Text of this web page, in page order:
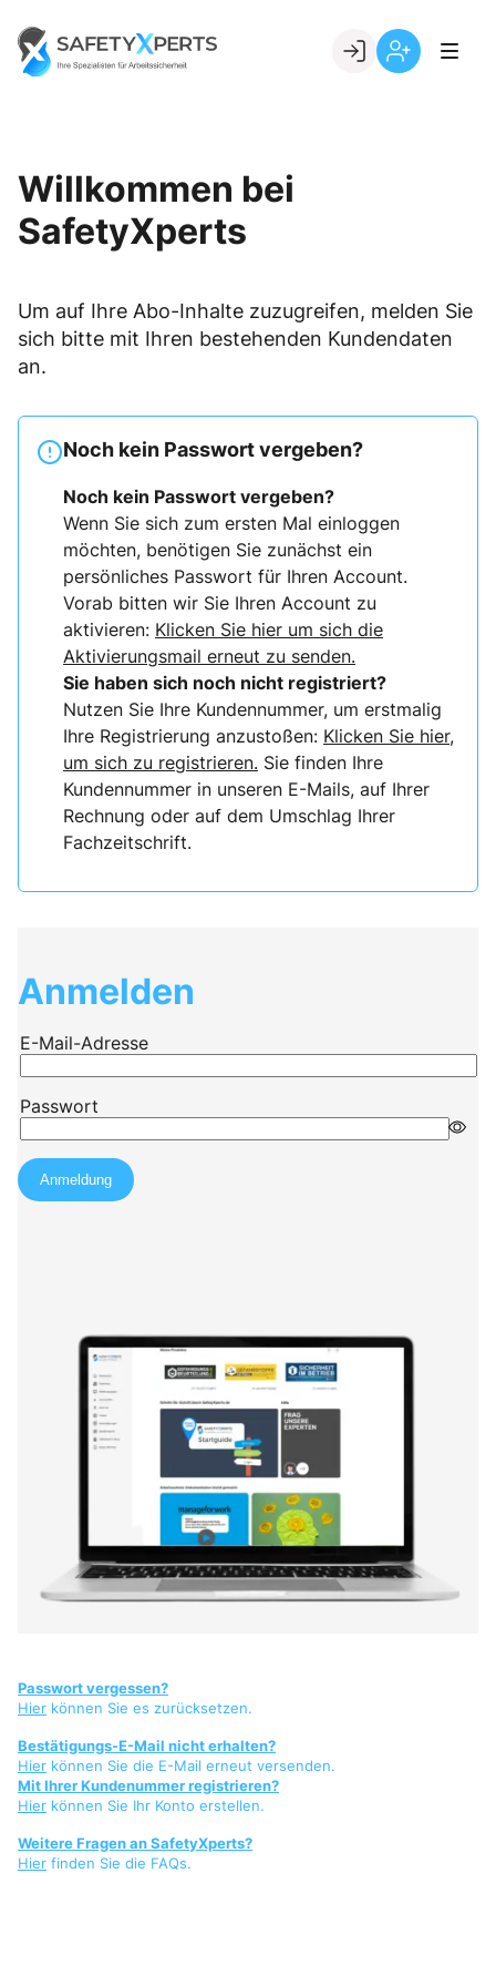
content
Go to landing page.
Willkommen bei
SafetyXperts
Um auf Ihre Abo-Inhalte zuzugreifen, melden Sie
sich bitte mit Ihren bestehenden Kundendaten
an.
Noch kein Passwort vergeben?
Noch kein Passwort vergeben?
Wenn Sie sich zum ersten Mal einloggen
möchten, benötigen Sie zunächst ein
persönliches Passwort für Ihren Account.
Vorab bitten wir Sie Ihren Account zu
aktivieren: Klicken Sie hier um sich die
Aktivierungsmail erneut zu senden.
Sie haben sich noch nicht registriert?
Nutzen Sie Ihre Kundennummer, um erstmalig
Ihre Registrierung anzustoßen: Klicken Sie hier,
um sich zu registrieren. Sie finden Ihre
Kundennummer in unseren E-Mails, auf Ihrer
Rechnung oder auf dem Umschlag Ihrer
Fachzeitschrift.
Anmelden
Passwort vergessen?
Hier können Sie es zurücksetzen.
Bestätigungs-E-Mail nicht erhalten?
Hier können Sie die E-Mail erneut versenden.
Mit Ihrer Kundenummer registrieren?
Hier können Sie Ihr Konto erstellen.
Weitere Fragen an SafetyXperts?
Hier finden Sie die FAQs.